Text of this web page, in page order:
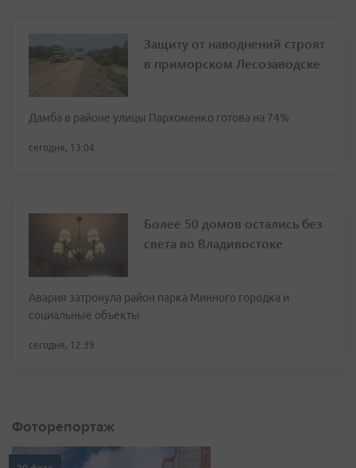
Защиту от наводнений строят
в приморском Лесозаводске
Дамба в районе улицы Пархоменко готова на 74%
сегодня, 13:04
Более 50 домов остались без
света во Владивостоке
Авария затронула район парка Минного городка и
социальные объекты
сегодня, 12:39
Фоторепортаж